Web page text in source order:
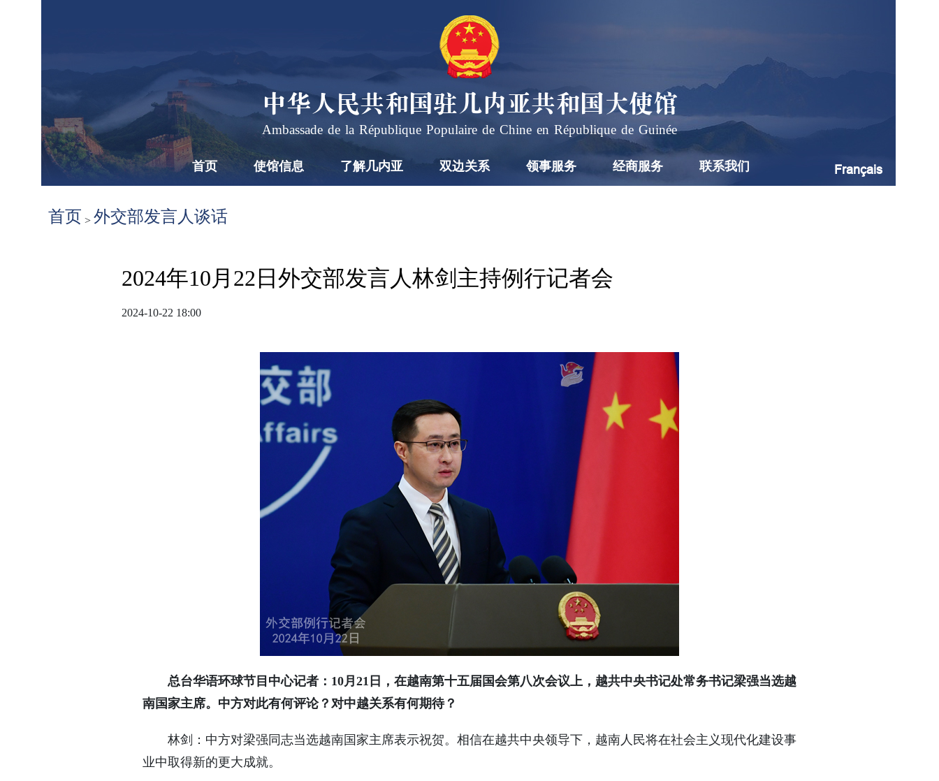
中华人民共和国驻几内亚共和国大使馆
Ambassade de la République Populaire de Chine en République de Guinée
首页 使馆信息 了解几内亚 双边关系 领事服务 经商服务 联系我们 Français
首页 > 外交部发言人谈话
2024年10月22日外交部发言人林剑主持例行记者会
2024-10-22 18:00
总台华语环球节目中心记者：10月21日，在越南第十五届国会第八次会议上，越共中央书记处常务书记梁强当选越
南国家主席。中方对此有何评论？对中越关系有何期待？
林剑：中方对梁强同志当选越南国家主席表示祝贺。相信在越共中央领导下，越南人民将在社会主义现代化建设事
业中取得新的更大成就。